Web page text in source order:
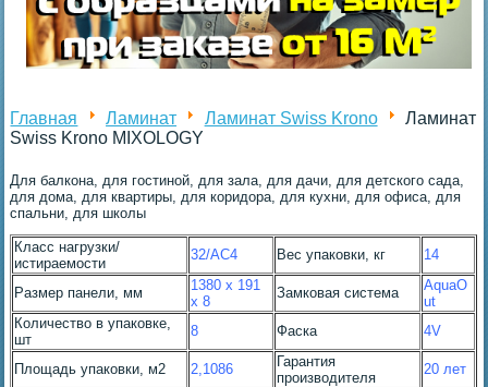
Главная Ламинат Ламинат Swiss Krono
Ламинат
Swiss Krono MIXOLOGY
Для балкона, для гостиной, для зала, для дачи, для детского сада,
для дома, для квартиры, для коридора, для кухни, для офиса, для
спальни, для школы
Класс нагрузки/
истираемости
32/AC4 Вес упаковки, кг 14
Размер панели, мм
1380 x 191
x 8
Замковая система
AquaO
ut
Количество в упаковке,
шт
8 Фаска 4V
Площадь упаковки, м2 2,1086
Гарантия
производителя
20 лет